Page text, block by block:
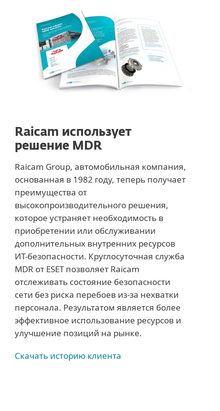
Raicam использует
решение MDR
Raicam Group, автомобильная компания,
основанная в 1982 году, теперь получает
преимущества от
высокопроизводительного решения,
которое устраняет необходимость в
приобретении или обслуживании
дополнительных внутренних ресурсов
ИТ-безопасности. Круглосуточная служба
MDR от ESET позволяет Raicam
отслеживать состояние безопасности
сети без риска перебоев из-за нехватки
персонала. Результатом является более
эффективное использование ресурсов и
улучшение позиций на рынке.
Скачать историю клиента